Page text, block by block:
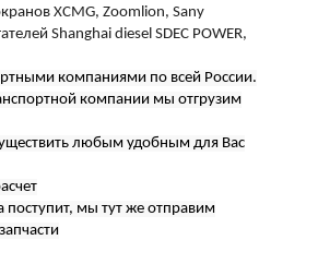
XCMG, Zoomlion, Sany
Shanghai diesel SDEC POWER,
компаниями по всей России.
компании мы отгрузим
любым удобным для Вас
поступит, мы тут же отправим